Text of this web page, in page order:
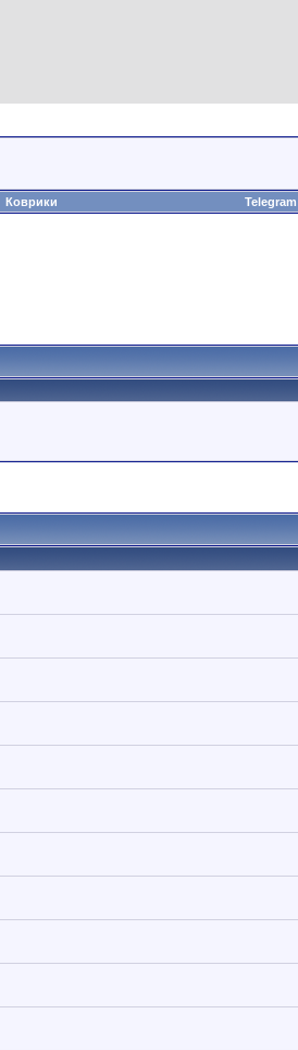
Коврики Telegram